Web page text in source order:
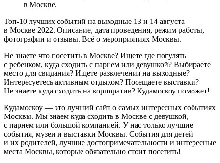
в Москве.
Топ-10 лучших событий на выходные 13 и 14 августа
в Москве 2022. Описание, дата проведения, режим работы,
фотографии и отзывы. Всё о мероприятиях Москвы.
Не знаете что посетить в Москве? Ищете где погулять
с ребенком, куда сходить с парнем или девушкой? Выбираете
место для свидания? Ищете развлечения на выходные?
Интересуетесь активным отдыхом? Посещаете выставки?
Не знаете куда сходить на корпоратив? Кудамоскоу поможет!
Кудамоскоу — это лучший сайт о самых интересных событиях
Москвы. Мы знаем куда сходить в Москве с девушкой,
с парнем или большой компанией. У нас только лучшие
события, музеи и выставки Москвы. События для детей
и их родителей, лучшие достопримечательности и интересные
места Москвы, которые обязательно стоит посетить!